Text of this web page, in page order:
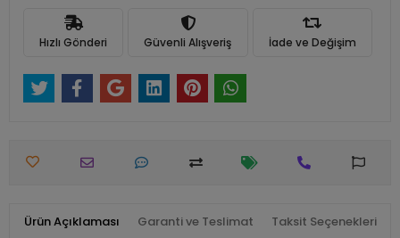
Hızlı Gönderi Güvenli Alışveriş İade ve Değişim
Ürün Açıklaması Garanti ve Teslimat Taksit Seçenekleri